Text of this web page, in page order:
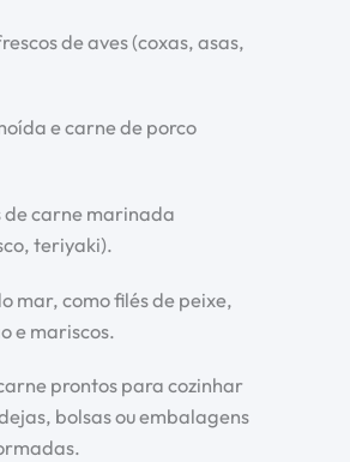
de aves (coxas, asas,
e carne de porco
de carne marinada
teriyaki).
mar, como filés de peixe,
e mariscos.
prontos para cozinhar
bolsas ou embalagens